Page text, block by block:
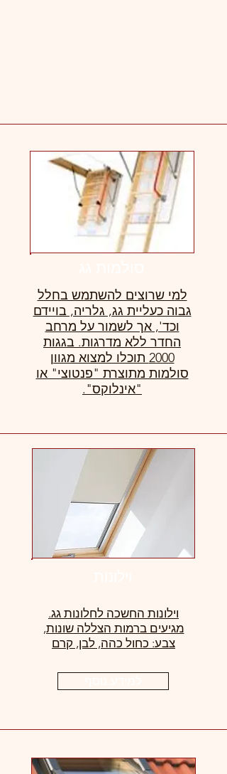
למי שרוצים להשתמש בחלל
גבוה כעליית גג, גלריה, בויידם
וכד', אך לשמור על מרחב
החדר ללא מדרגות. בגגות
2000 תוכלו למצוא מגוון
סולמות מתוצרת "פנטוצי" או
"אינלוקס".
וילונות החשכה לחלונות גג.
מגיעים ברמות הצללה שונות,
צבע: כחול כהה, לבן, קרם